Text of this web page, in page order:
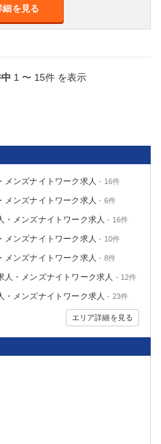
細を見る
1 〜 15件 を表示
メンズナイトワーク求人 - 16件
メンズナイトワーク求人 - 6件
・メンズナイトワーク求人 - 16件
メンズナイトワーク求人 - 10件
メンズナイトワーク求人 - 8件
・メンズナイトワーク求人 - 12件
・メンズナイトワーク求人 - 23件
エリア詳細を見る